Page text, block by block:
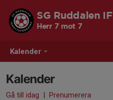
Kalender
SG Ruddalen IF
Herr 7 mot 7
Kalender
Gå till idag | Prenumerera